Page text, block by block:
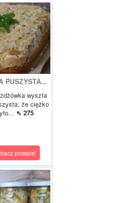
PUSZYSTA...
wyszła
że ciężko
⇖ 275
przepis!